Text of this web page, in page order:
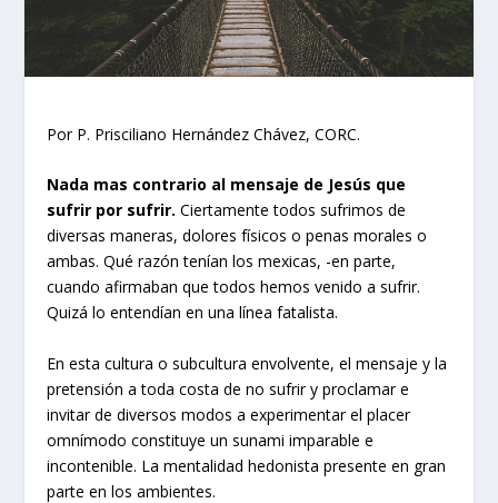
Por P. Prisciliano Hernández Chávez, CORC.
Nada mas contrario al mensaje de Jesús que
sufrir por sufrir. Ciertamente todos sufrimos de
diversas maneras, dolores físicos o penas morales o
ambas. Qué razón tenían los mexicas, -en parte,
cuando afirmaban que todos hemos venido a sufrir.
Quizá lo entendían en una línea fatalista.
En esta cultura o subcultura envolvente, el mensaje y la
pretensión a toda costa de no sufrir y proclamar e
invitar de diversos modos a experimentar el placer
omnímodo constituye un sunami imparable e
incontenible. La mentalidad hedonista presente en gran
parte en los ambientes.